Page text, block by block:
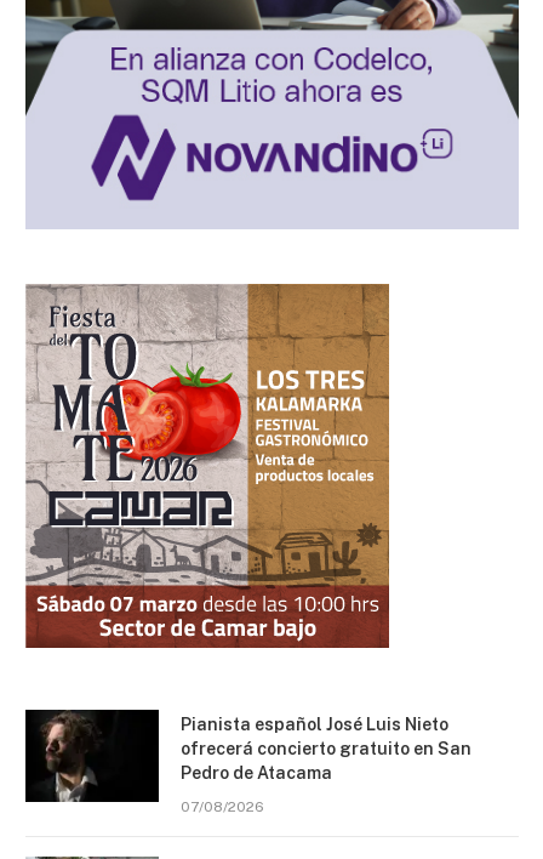
Pianista español José Luis Nieto
ofrecerá concierto gratuito en San
Pedro de Atacama
07/08/2026